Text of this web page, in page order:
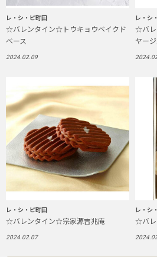
レ・シ・ピ町田
☆バレンタイン☆トウキョウベイクド
ベース
2024.02.09
レ・シ
☆バレ
ヤージ
レ・シ・ピ町田
☆バレンタイン☆宗家源吉兆庵
2024.02.07
レ・シ
☆バレ